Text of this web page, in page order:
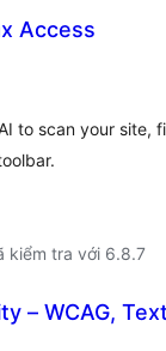
Access
to scan your site,
kiểm tra với 6.8.7
– WCAG,